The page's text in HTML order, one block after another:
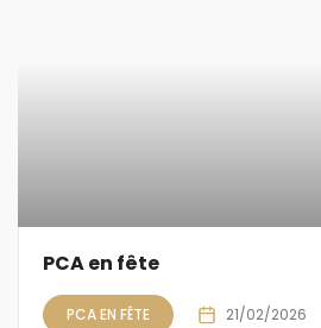
PCA en fête
PCA EN FÊTE 21/02/2026